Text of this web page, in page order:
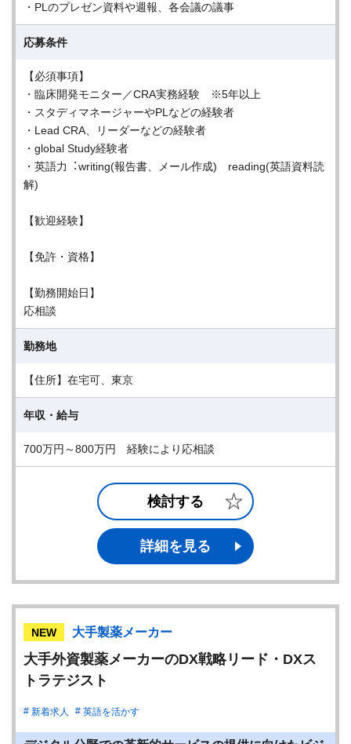
・PLのプレゼン資料や週報、各会議の議事
応募条件
【必須事項】
・臨床開発モニター／CRA実務経験 ※5年以上
・スタディマネージャーやPLなどの経験者
・Lead CRA、リーダーなどの経験者
・global Study経験者
・英語⼒︓writing(報告書、メール作成) reading(英語資料読
解)
【歓迎経験】
【免許・資格】
【勤務開始日】
応相談
勤務地
【住所】在宅可、東京
年収・給与
700万円～800万円 経験により応相談
検討する
詳細を見る
NEW 大手製薬メーカー
大手外資製薬メーカーのDX戦略リード・DXス
トラテジスト
新着求人 英語を活かす